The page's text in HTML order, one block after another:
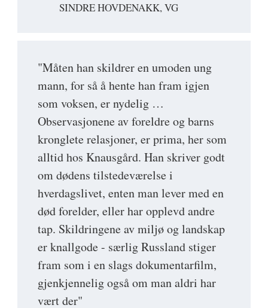
SINDRE HOVDENAKK, VG
"Måten han skildrer en umoden ung
mann, for så å hente han fram igjen
som voksen, er nydelig …
Observasjonene av foreldre og barns
kronglete relasjoner, er prima, her som
alltid hos Knausgård. Han skriver godt
om dødens tilstedeværelse i
hverdagslivet, enten man lever med en
død forelder, eller har opplevd andre
tap. Skildringene av miljø og landskap
er knallgode - særlig Russland stiger
fram som i en slags dokumentarfilm,
gjenkjennelig også om man aldri har
vært der"